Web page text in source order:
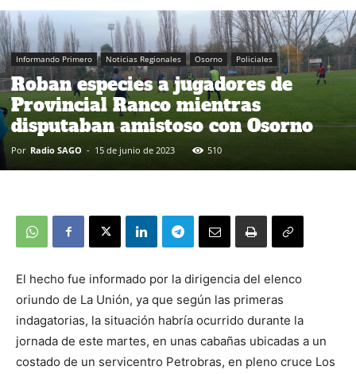
Informando Primero Noticias Regionales Osorno Policiales
Roban especies a jugadores de
Provincial Ranco mientras
disputaban amistoso con Osorno
Por Radio SAGO - 15 de junio de 2023 510
El hecho fue informado por la dirigencia del elenco
oriundo de La Unión, ya que según las primeras
indagatorias, la situación habría ocurrido durante la
jornada de este martes, en unas cabañas ubicadas a un
costado de un servicentro Petrobras, en pleno cruce Los